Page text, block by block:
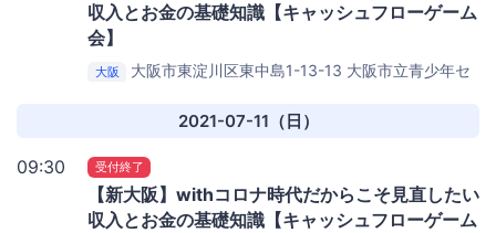
収入とお金の基礎知識【キャッシュフローゲーム
会】
大阪 大阪市東淀川区東中島1-13-13 大阪市立青少年セ
2021-07-11（日）
09:30 受付終了
【新大阪】withコロナ時代だからこそ見直したい
収入とお金の基礎知識【キャッシュフローゲーム